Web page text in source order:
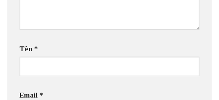
Tên *
Email *